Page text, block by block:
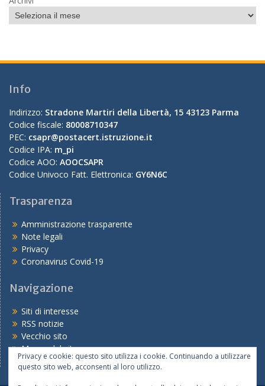
Info
Indirizzo: Stradone Martiri della Libertà, 15 43123 Parma
Codice fiscale: 80008710347
PEC: csapr@postacert.istruzione.it
Codice IPA: m_pi
Codice AOO: AOOCSAPR
Codice Univoco Fatt. Elettronica: GY6N6C
Trasparenza
Amministrazione trasparente
Note legali
Privacy
Coronavirus Covid-19
Navigazione
Siti di interesse
RSS notizie
Vecchio sito
Mappa del sito
Privacy e cookie: questo sito utilizza i cookie. Continuando a utilizzare
questo sito web, acconsenti al loro utilizzo.